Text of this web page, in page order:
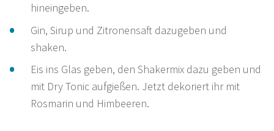
hineingeben.
Gin, Sirup und Zitronensaft dazugeben und
shaken.
Eis ins Glas geben, den Shakermix dazu geben und
mit Dry Tonic aufgießen. Jetzt dekoriert ihr mit
Rosmarin und Himbeeren.